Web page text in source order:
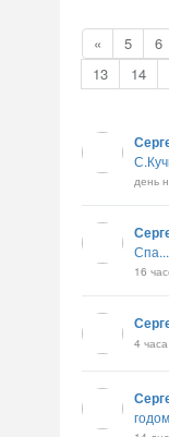
« 5 6
13
14
день
Спа...
16
4